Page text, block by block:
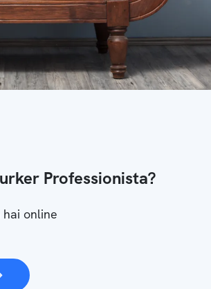
Professionista?
online